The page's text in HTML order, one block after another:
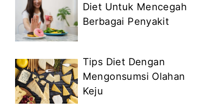
Diet Untuk Mencegah
Berbagai Penyakit
Tips Diet Dengan
Mengonsumsi Olahan
Keju